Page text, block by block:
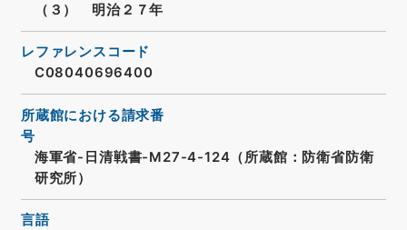
（３） 明治２７年
レファレンスコード
C08040696400
所蔵館における請求番
号
海軍省-日清戦書-M27-4-124（所蔵館：防衛省防衛
研究所）
言語